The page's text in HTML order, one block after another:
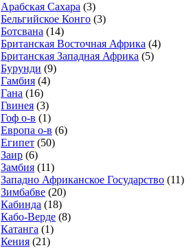
Арабская Сахара (3)
Бельгийское Конго (3)
Ботсвана (14)
Британская Восточная Африка (4)
Британская Западная Африка (5)
Бурунди (9)
Гамбия (4)
Гана (16)
Гвинея (3)
Гоф о-в (1)
Европа о-в (6)
Египет (50)
Заир (6)
Замбия (11)
Западно Африканское Государство (11)
Зимбабве (20)
Кабинда (18)
Кабо-Верде (8)
Катанга (1)
Кения (21)